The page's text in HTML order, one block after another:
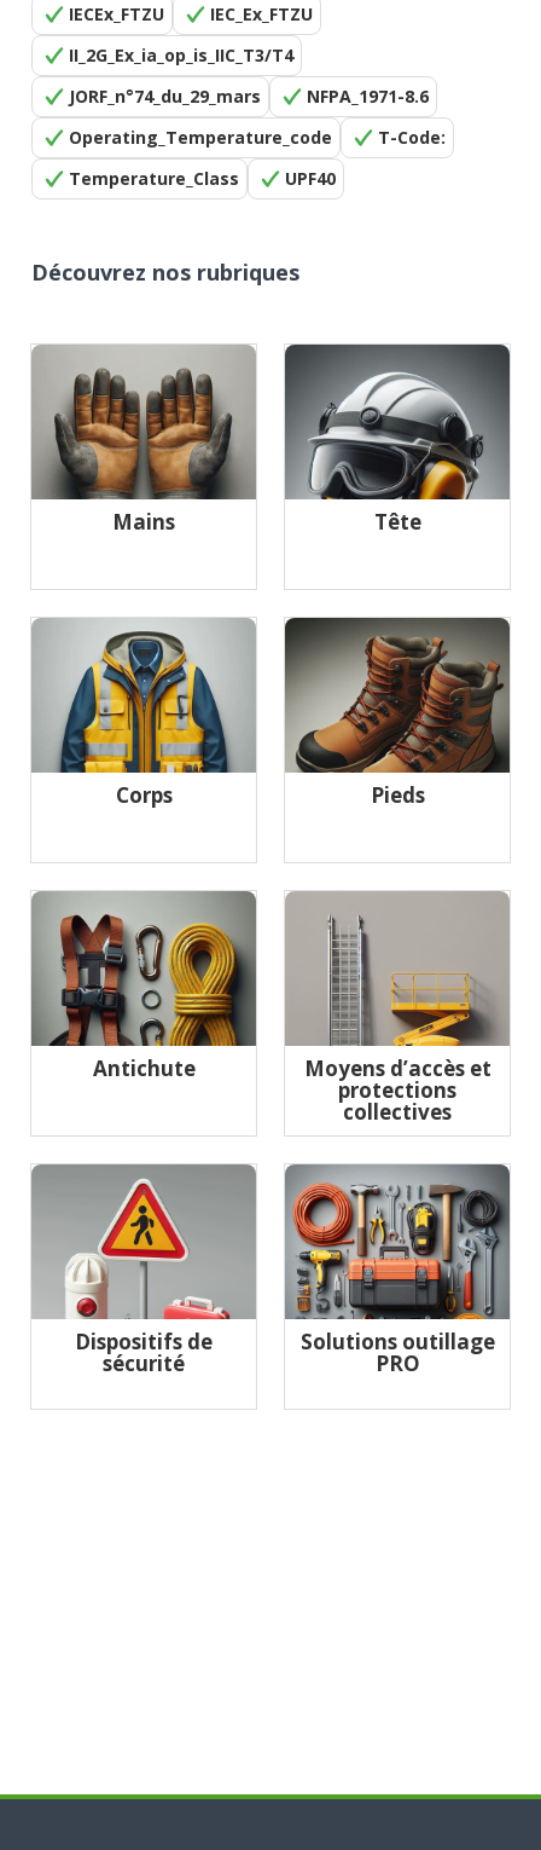
IECEx_FTZU
IEC_Ex_FTZU
II_2G_Ex_ia_op_is_IIC_T3/T4
JORF_n°74_du_29_mars
NFPA_1971-8.6
Operating_Temperature_code
T-Code:
Temperature_Class
UPF40
Découvrez nos rubriques
Mains Tête
Corps Pieds
Antichute Moyens d’accès et
protections
collectives
Dispositifs de
sécurité
Solutions outillage
PRO